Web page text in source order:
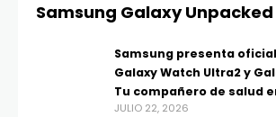
Samsung Galaxy Unpacked
Samsung presenta
Galaxy Watch Ultra2 y
Tu compañero de salud
JULIO 22, 2026